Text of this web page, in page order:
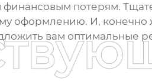
финансовым потерям.
оформлению. И,
вам оптимальные